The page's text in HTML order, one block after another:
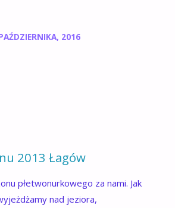
2016
2013 Łagów
płetwonurkowego za nami. Jak
nad jeziora,